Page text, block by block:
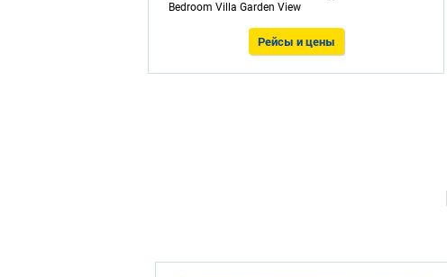
Bedroom Villa Garden View
Рейсы и цены